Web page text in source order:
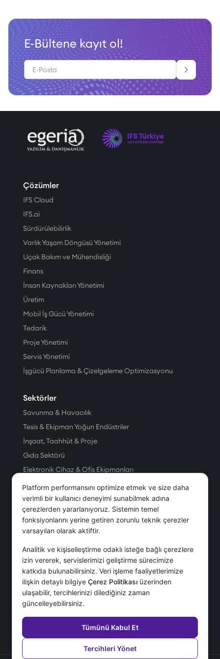
E-Bültene kayıt ol!
Çözümler
IFS Cloud
IFS.ai
Sürdürülebilirlik
Varlık Yaşam Döngüsü Yönetimi
Uçak Bakım ve Mühendisliği
Finans
İnsan Kaynakları Yönetimi
Üretim
Mobil İş Gücü Yönetimi
Tedarik
Proje Yönetimi
Servis Yönetimi
İşgücü Planlama & Çizelgeleme Optimizasyonu
Sektörler
Savunma & Havacılık
Tesis & Ekipman Yoğun Endüstriler
İnşaat, Taahhüt & Proje
Gıda Sektörü
Elektronik Cihaz & Ofis Ekipmanları
Üretim
Petrol & Doğal Gaz
Tesis Yönetim Hizmetleri
Telekom
Hizmetler
Danışmanlık Hizmetleri
Destek Hizmetleri
Platform performansını optimize etmek ve size daha
verimli bir kullanıcı deneyimi sunabilmek adına
çerezlerden yararlanıyoruz. Sistemin temel
fonksiyonlarını yerine getiren zorunlu teknik çerezler
varsayılan olarak aktiftir.
Analitik ve kişiselleştirme odaklı isteğe bağlı çerezlere
izin vererek, servislerimizi geliştirme sürecimize
katkıda bulunabilirsiniz. Veri işleme faaliyetlerimize
ilişkin detaylı bilgiye Çerez Politikası üzerinden
ulaşabilir, tercihlerinizi dilediğiniz zaman
güncelleyebilirsiniz.
Tümünü Kabul Et
Tercihleri Yönet